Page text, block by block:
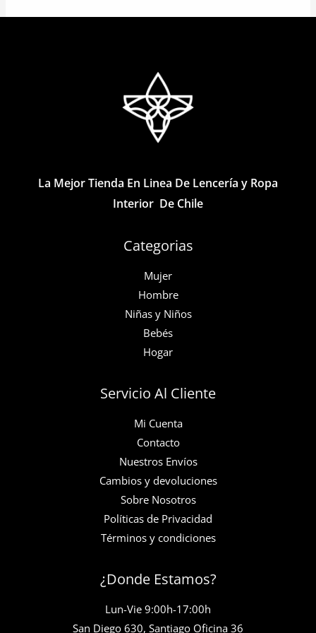
múltiples
página
múltiples
se
pueden
página
de
La Mejor Tienda En Linea De Lencería y Ropa
Interior De Chile
Categorias
Mujer
Hombre
Niñas y Niños
Bebés
Hogar
Servicio Al Cliente
Mi Cuenta
Contacto
Nuestros Envíos
Cambios y devoluciones
Sobre Nosotros
Políticas de Privacidad
Términos y condiciones
¿Donde Estamos?
Lun-Vie 9:00h-17:00h
San Diego 630, Santiago Oficina 36